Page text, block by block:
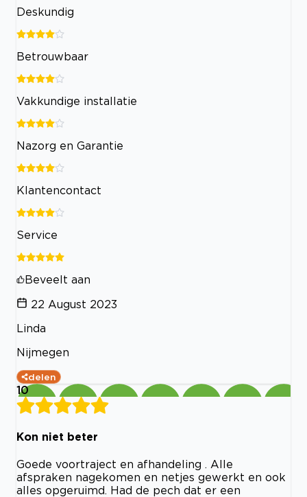
Deskundig
Betrouwbaar
Vakkundige installatie
Nazorg en Garantie
Klantencontact
Service
Beveelt aan
22 August 2023
Linda
Nijmegen
delen
10
Kon niet beter
Goede voortraject en afhandeling . Alle
afspraken nagekomen en netjes gewerkt en ook
alles opgeruimd. Had de pech dat er een